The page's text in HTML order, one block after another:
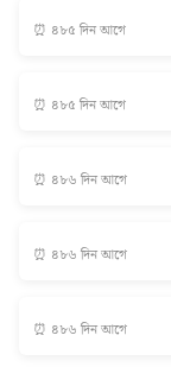
⏰ ৪৮৫ দিন আগে
⏰ ৪৮৫ দিন আগে
⏰ ৪৮৬ দিন আগে
⏰ ৪৮৬ দিন আগে
⏰ ৪৮৬ দিন আগে